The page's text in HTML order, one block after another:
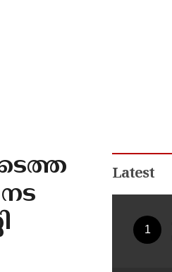
Latest